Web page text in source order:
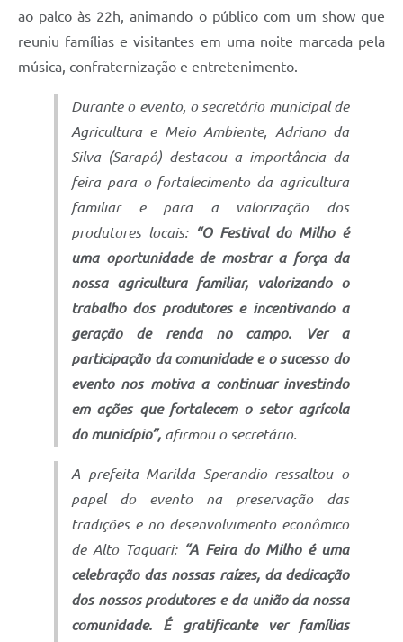
ao palco às 22h, animando o público com um show que
reuniu famílias e visitantes em uma noite marcada pela
música, confraternização e entretenimento.
Durante o evento, o secretário municipal de
Agricultura e Meio Ambiente, Adriano da
Silva (Sarapó) destacou a importância da
feira para o fortalecimento da agricultura
familiar e para a valorização dos
produtores locais: “O Festival do Milho é
uma oportunidade de mostrar a força da
nossa agricultura familiar, valorizando o
trabalho dos produtores e incentivando a
geração de renda no campo. Ver a
participação da comunidade e o sucesso do
evento nos motiva a continuar investindo
em ações que fortalecem o setor agrícola
do município”, afirmou o secretário.
A prefeita Marilda Sperandio ressaltou o
papel do evento na preservação das
tradições e no desenvolvimento econômico
de Alto Taquari: “A Feira do Milho é uma
celebração das nossas raízes, da dedicação
dos nossos produtores e da união da nossa
comunidade. É gratificante ver famílias